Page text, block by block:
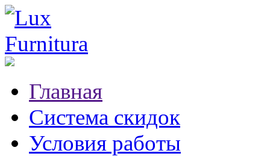
Главная
Система скидок
Условия работы